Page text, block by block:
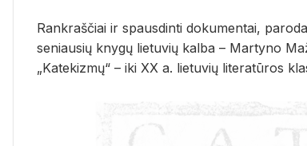
Rank­raš­čiai ir spaus­din­ti do­ku­men­tai,
se­niau­sių kny­gų lie­tu­vių kal­ba – Mar­ty­no
„Ka­te­kiz­mų“ – iki XX a. lie­tu­vių li­te­ra­tū­ros